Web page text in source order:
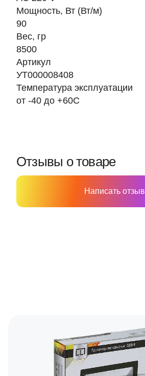
Мощность, Вт (Вт/м)
90
Вес, гр
8500
Артикул
УТ000008408
Температура эксплуатации
от -40 до +60С
Отзывы о товаре
Написать отзыв